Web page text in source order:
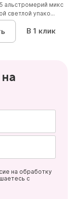
альстромерий микс
светлой упако...
В 1 клик
на
на обработку
с